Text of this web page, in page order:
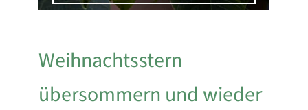
Weihnachtsstern
übersommern und wieder